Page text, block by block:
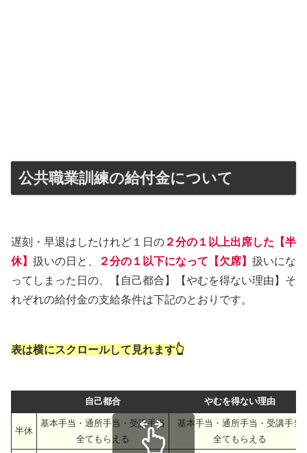
公共職業訓練の給付金について
遅刻・早退はしたけれど１日の ２分の１以上出席した【半
休】 扱いの日と、 ２分の１以下になって【欠席】 扱いにな
ってしまった日の、【自己都合】【やむを得ない理由】そ
れぞれの給付金の支給条件は下記のとおりです。
表は横にスクロールして見れます👆
自己都合 やむを得ない理由
半休
基本手当・通所手当・受講手当
全てもらえる
基本手当・通所手当・受講手当
全てもらえる